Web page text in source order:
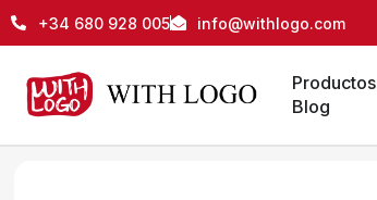
+34 680 928 005 info@withlogo.com
Productos
Blog